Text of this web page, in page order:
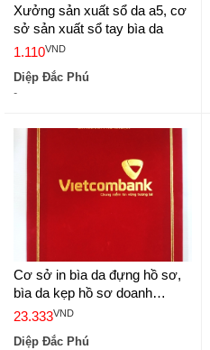
Xưởng sản xuất sổ da a5, cơ
sở sản xuất sổ tay bìa da
1.110VND
Diệp Đắc Phú
-
Cơ sở in bìa da đựng hồ sơ,
bìa da kẹp hồ sơ doanh
nghiệp
23.333VND
Diệp Đắc Phú